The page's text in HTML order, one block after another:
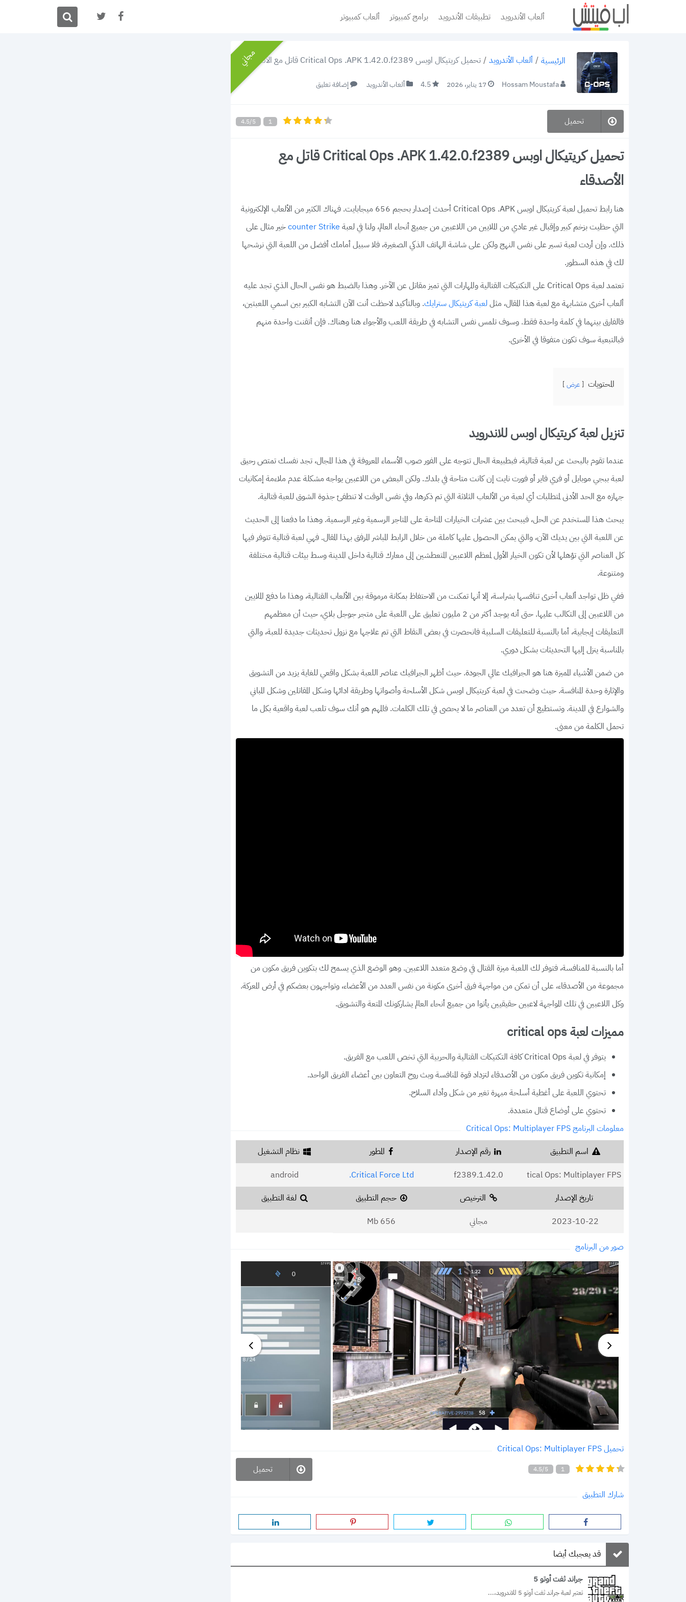
ألعاب الأندرويد تطبيقات الأندرويد برامج كمبيوتر ألعاب كمبيوتر
الرئيسية / ألعاب الأندرويد / تحميل كريتيكال اوبس Critical Ops .APK 1.42.0.f2389 قاتل مع الأصدقاء
Hossam Moustafa 17 يناير، 2026 4.5 ألعاب الأندرويد إضافة تعليق
مجاني
4.5/5 1 تحميل
تحميل كريتيكال اوبس Critical Ops .APK 1.42.0.f2389 قاتل مع
الأصدقاء
هنا رابط تحميل لعبة كريتيكال اوبس Critical Ops .APK أحدث إصدار بحجم 656 ميجابايت. فهناك الكثير من الألعاب الإلكترونية
التي حظيت بزخم كبير وإقبال غير عادي من الملايين من اللاعبين من جميع أنحاء العالم، ولنا في لعبة counter Strikeخير مثال على
ذلك. وإن أردت لعبة تسير على نفس النهج ولكن على شاشة الهاتف الذكي الصغيرة، فلا سبيل أمامك أفضل من اللعبة التي نرشحها
لك في هذه السطور.
تعتمد لعبة Critical Ops على التكتيكات القتالية والمهارات التي تميز مقاتل عن الآخر. وهذا بالضبط هو نفس الحال الذي تجد عليه
ألعاب أخرى متشابهة مع لعبة هذا المقال، مثللعبة كريتيكال سترايك. وبالتأكيد لاحظت أنت الآن التشابه الكبير بين اسمي اللعبتين،
فالفارق بينهما في كلمة واحدة فقط. وسوف تلمس نفس التشابه في طريقة اللعب والأجواء هنا وهناك. فإن أتقنت واحدة منهم
فبالتبعية سوف تكون متفوقا في الأخرى.
المحتويات عرض
تنزيل لعبة كريتيكال اوبس للاندرويد
عندما تقوم بالبحث عن لعبة قتالية، فبطبيعة الحال تتوجه على الفور صوب الأسماء المعروفة في هذا المجال، تجد نفسك تمتص رحيق
لعبة ببجي موبايل أو فري فاير أو فورت نايت إن كانت متاحة في بلدك. ولكن البعض من اللاعبين يواجه مشكلة عدم ملاءمة إمكانيات
جهازه مع الحد الأدنى لمتطلبات أي لعبة من الألعاب الثلاثة التي تم ذكرها، وفي نفس الوقت لا تنطفئ جذوة الشوق للعبة قتالية.
يبحث هذا المستخدم عن الحل، فيبحث بين عشرات الخيارات المتاحة على المتاجر الرسمية وغير الرسمية. وهذا ما دفعنا إلى الحديث
عن اللعبة التي بين يديك الآن، والتي يمكن الحصول عليها كاملة من خلال الرابط المباشر المرفق بهذا المقال. فهي لعبة قتالية تتوفر فيها
كل العناصر التي تؤهلها لأن تكون الخيار الأول لمعظم اللاعبين المتعطشين إلى معارك قتالية داخل المدينة وسط بيئات قتالية مختلفة
ومتنوعة.
ففي ظل تواجد ألعاب أخرى تنافسها بشراسة، إلا أنها تمكنت من الاحتفاظ بمكانة مرموقة بين الألعاب القتالية، وهذا ما دفع الملايين
من اللاعبين إلى التكالب عليها. حتى أنه يوجد أكثر من 2 مليون تعليق على اللعبة على متجر جوجل بلاي، حيث أن معظمهم
التعليقات إيجابية، أما بالنسبة للتعليقات السلبية فانحصرت في بعض النقاط التي تم علاجها مع نزول تحديثات جديدة للعبة، والتي
بالمناسبة ينزل إليها التحديثات بشكل دوري.
من ضمن الأشياء المميزة هنا هو الجرافيك عالي الجودة. حيث أظهر الجرافيك عناصر اللعبة بشكل واقعي للغاية يزيد من التشويق
والإثارة وحدة المنافسة. حيث وضحت في لعبة كريتيكال اوبس شكل الأسلحة وأصواتها وطريقة ادائها وشكل المقاتلين وشكل المباني
والشوارع في المدينة. وتستطيع أن تعدد من العناصر ما لا يحصى في تلك الكلمات. فالمهم هو أنك سوف تلعب لعبة واقعية بكل ما
تحمل الكلمة من معنى.
أما بالنسبة للمنافسة، فتوفر لك اللعبة ميزة القتال في وضع متعدد اللاعبين. وهو الوضع الذي يسمح لك بتكوين فريق مكون من
مجموعة من الأصدقاء، على أن تمكن من مواجهة فرق أخرى مكونة من نفس العدد من الأعضاء، وتواجهون بعضكم في أرض المعركة.
وكل اللاعبين في تلك المواجهة لاعبين حقيقيين يأتوا من جميع أنحاء العالم يشاركونك المتعة والتشويق.
مميزات لعبة critical ops
يتوفر في لعبة Critical Ops كافة التكتيكات القتالية والحربية التي تخص اللعب مع الفريق.
إمكانية تكوين فريق مكون من الأصدقاء لتزداد قوة المنافسة وبث روح التعاون بين أعضاء الفريق الواحد.
تحتوي اللعبة على أغطية أسلحة مبهرة تغير من شكل وأداء السلاح.
تحتوي على أوضاع قتال متعددة.
معلومات البرنامج Critical Ops: Multiplayer FPS
اسم التطبيق
Critical Ops: Multiplayer FPS
رقم الإصدار
1.42.0.f2389
المطور
Critical Force Ltd.
نظام التشغيل
android
تاريخ الإصدار
2023-10-22
الترخيص
مجاني
حجم التطبيق
656 Mb
لغة التطبيق
صور من البرنامج
تحميل Critical Ops: Multiplayer FPS
4.5/5 1 تحميل
شارك التطبيق
قد يعجبك أيضا
جراند ثفت أوتو 5
تعتبر لعبة جراند ثفت أوتو 5 للاندرويد،...